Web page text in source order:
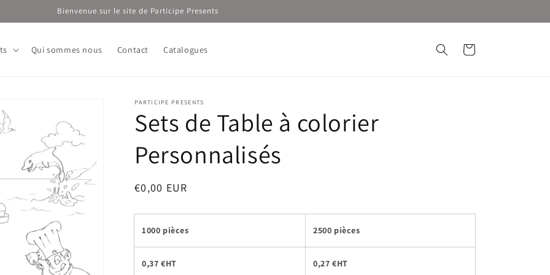
Bienvenue sur le site de Participe Presents
Qui sommes nous Contact Catalogues Panier
PARTICIPE PRESENTS
Sets de Table à colorier
Personnalisés
Prix
€0,00 EUR
1000 pièces 2500 pièces
0,37 €HT 0,27 €HT